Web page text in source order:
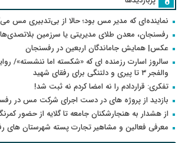
نماینده‌ای که مدیر مس بود؛ حالا از بی‌تدبیری مس
رفسنجان، معدن طلای مدیریتی یا سرزمین
عکس| همایش جاماندگان اربعین در رفسنجان
سالروز اسارت رزمنده ای که «شکسته اما ننشسته»/
والفجر ۳ تا پیری و دلتنگی برای رفقای شهید
تفکری: قراردادم را نه امضا کردم نه ثبت شد!
بازدید از پروژه های در دست اجرای شرکت مس در
از هشدار به هنجارشکنان جامعه تا گلایه از حضور
معرفی فعالین و مشاهیر تجارت پسته شهرستان های